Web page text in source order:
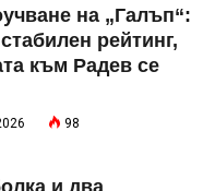
на „Галъп“:
рейтинг,
към Радев се
98